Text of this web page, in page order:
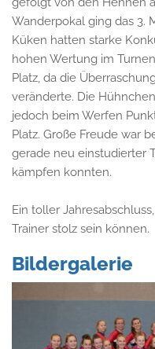
Wanderpokal ging das 3.
Küken hatten starke
hohen Wertung im
Platz, da die
veränderte. Die
jedoch beim Werfen
Platz. Große Freude war
gerade neu einstudierter
kämpfen konnten.
Ein toller
Trainer stolz sein können.
Bildergalerie